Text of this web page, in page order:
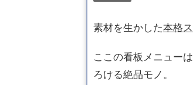
素材を生かした本格
ここの看板メニュー
ろける絶品モノ。